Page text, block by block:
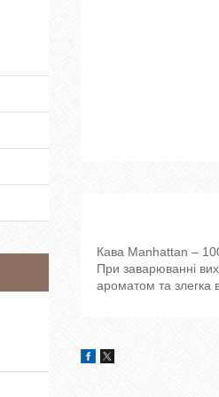
Кава Manhattan –
При заварюванні
ароматом та злегка